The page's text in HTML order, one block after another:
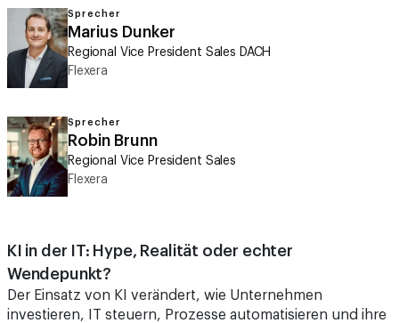
Sprecher
Marius Dunker
Regional Vice President Sales DACH
Flexera
Sprecher
Robin Brunn
Regional Vice President Sales
Flexera
KI in der IT: Hype, Realität oder echter
Wendepunkt?
Der Einsatz von KI verändert, wie Unternehmen
investieren, IT steuern, Prozesse automatisieren und ihre